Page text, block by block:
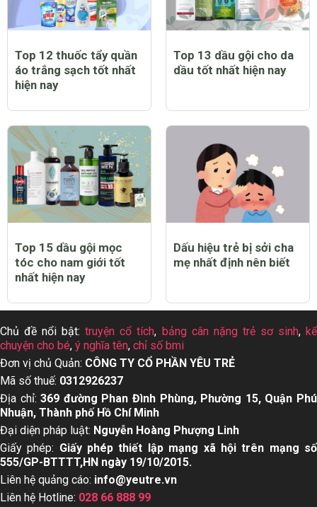
Top 12 thuốc tẩy quần
áo trắng sạch tốt nhất
hiện nay
Top 13 dầu gội cho da
dầu tốt nhất hiện nay
Top 15 dầu gội mọc
tóc cho nam giới tốt
nhất hiện nay
Dấu hiệu trẻ bị sởi cha
mẹ nhất định nên biết
Chủ đề nổi bật:truyện cổ tích, bảng cân nặng trẻ sơ sinh, kể
chuyện cho bé, ý nghĩa tên, chỉ số bmi
Đơn vị chủ Quản: CÔNG TY CỔ PHẦN YÊU TRẺ
Mã số thuế: 0312926237
Địa chỉ:369 đường Phan Đình Phùng, Phường 15, Quận Phú
Nhuận, Thành phố Hồ Chí Minh
Đại diện pháp luật: Nguyễn Hoàng Phượng Linh
Giấy phép: Giấy phép thiết lập mạng xã hội trên mạng số
555/GP-BTTTT,HN ngày 19/10/2015.
Liên hệ quảng cáo: info@yeutre.vn
Liên hệ Hotline: 028 66 888 99